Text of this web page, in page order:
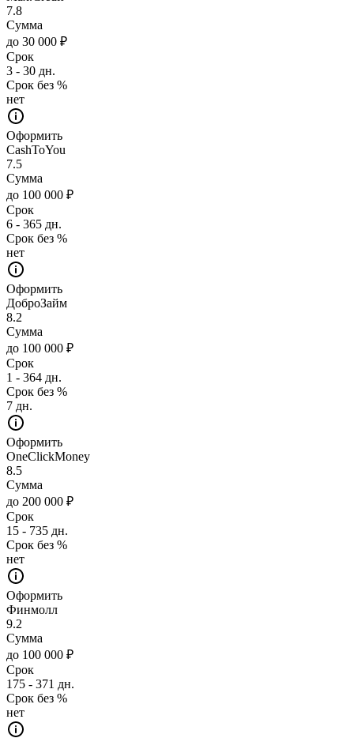
7.8
Сумма
до 30 000 ₽
Срок
3 - 30 дн.
Срок без %
нет
Оформить
CashToYou
7.5
Сумма
до 100 000 ₽
Срок
6 - 365 дн.
Срок без %
нет
Оформить
ДоброЗайм
8.2
Сумма
до 100 000 ₽
Срок
1 - 364 дн.
Срок без %
7 дн.
Оформить
OneClickMoney
8.5
Сумма
до 200 000 ₽
Срок
15 - 735 дн.
Срок без %
нет
Оформить
Финмолл
9.2
Сумма
до 100 000 ₽
Срок
175 - 371 дн.
Срок без %
нет